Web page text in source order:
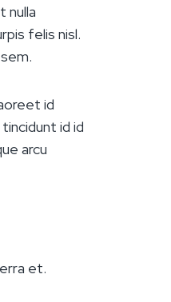
nulla
felis nisl.
id
id id
arcu
et.